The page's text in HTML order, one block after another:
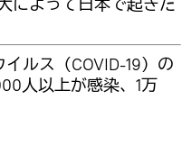
によって日本で起きた
ルス（COVID-19）の
人以上が感染、1万